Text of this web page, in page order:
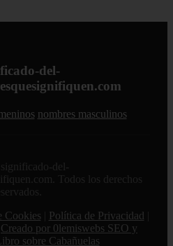
del-
nombres masculinos
del-
Todos los derechos
Cookies Política de Privacidad
Creado por 0lemiswebs SEO y
sobre Cabañuelas